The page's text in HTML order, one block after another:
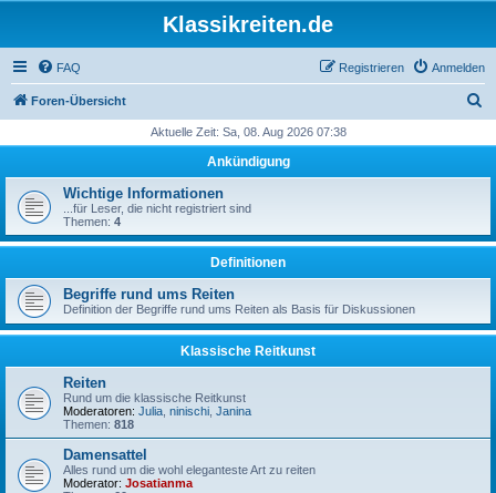
Klassikreiten.de
FAQ Anmelden
Registrieren
Foren-Übersicht
h
Aktuelle Zeit: Sa, 08. Aug 2026 07:38
Ankündigung
Wichtige Informationen
...für Leser, die nicht registriert sind
Themen: 4
Definitionen
Begriffe rund ums Reiten
Definition der Begriffe rund ums Reiten als Basis für Diskussionen
Klassische Reitkunst
Reiten
Rund um die klassische Reitkunst
Moderatoren: Julia ninischi Janina
Themen: 818
Damensattel
Alles rund um die wohl eleganteste Art zu reiten
Moderator: Josatianma